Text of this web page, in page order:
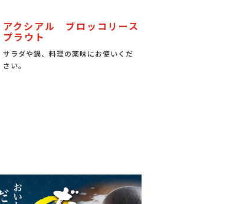
アクシアル ブロッコリース
プラウト
サラダや鍋、料理の薬味にお使いくだ
さい。